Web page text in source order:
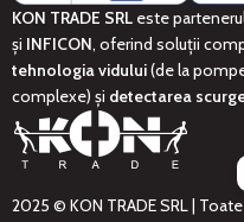
KON TRADE SRL este
și INFICON, oferind soluții
tehnologia vidului(de la
complexe) și detectarea
2025 © KON TRADE SRL |